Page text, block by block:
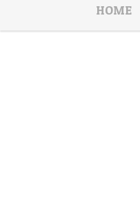
HOME